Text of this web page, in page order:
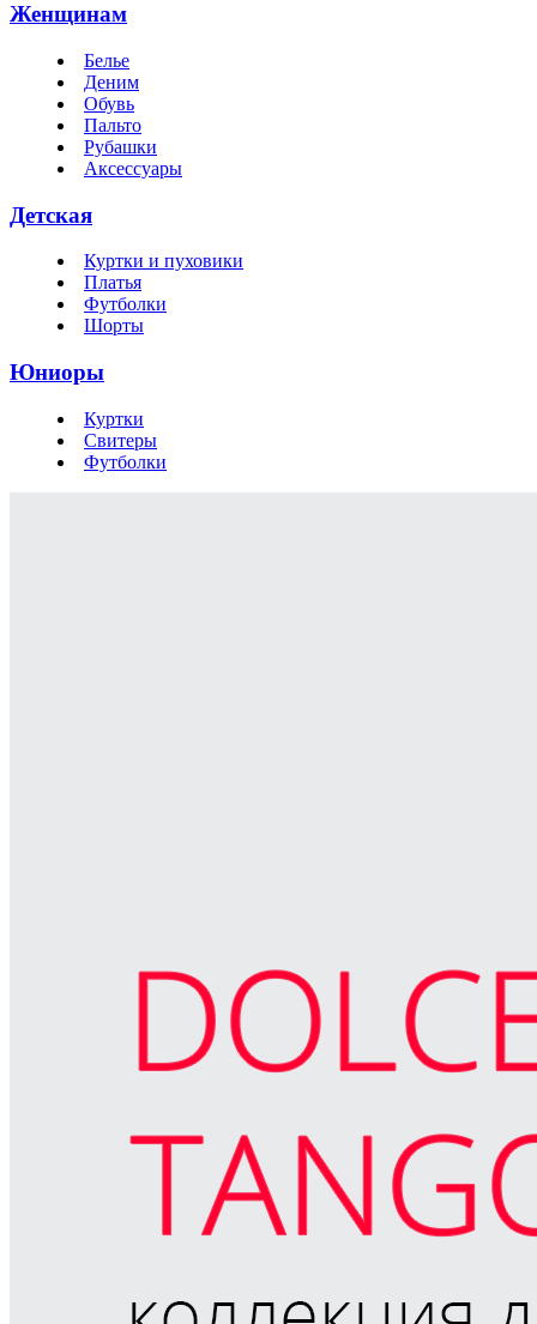
Женщинам
Белье
Деним
Обувь
Пальто
Рубашки
Аксессуары
Детская
Куртки и пуховики
Платья
Футболки
Шорты
Юниоры
Куртки
Свитеры
Футболки